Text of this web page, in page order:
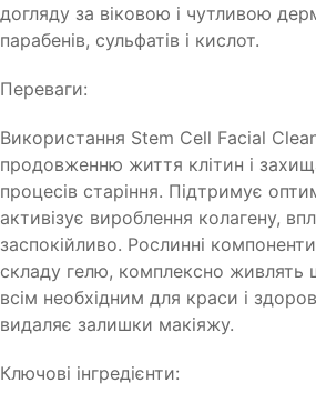
догляду за віковою і чутливою
парабенів, сульфатів і кислот.
Переваги:
Використання Stem Cell Facial
продовженню життя клітин і
процесів старіння. Підтримує
активізує вироблення колагену,
заспокійливо. Рослинні
складу гелю, комплексно живлять
всім необхідним для краси і
видаляє залишки макіяжу.
Ключові інгредієнти: